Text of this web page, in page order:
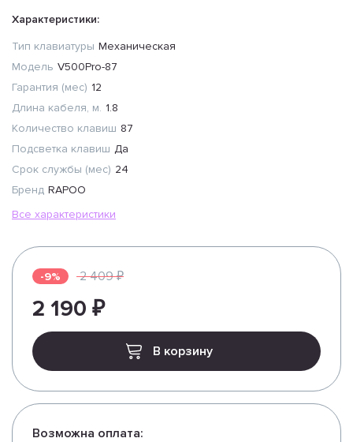
Характеристики:
Тип клавиатуры Механическая
Модель V500Pro-87
Гарантия (мес) 12
Длина кабеля, м. 1.8
Количество клавиш 87
Подсветка клавиш Да
Срок службы (мес) 24
Бренд RAPOO
Все характеристики
-9% 2 409 ₽
2 190 ₽
В корзину
Возможна оплата: